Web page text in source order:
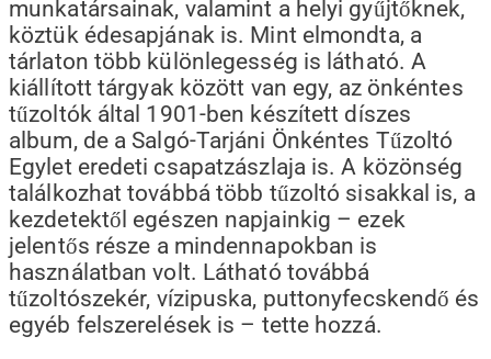
munkatársainak, valamint a helyi gyűjtőknek,
köztük édesapjának is. Mint elmondta, a
tárlaton több különlegesség is látható. A
kiállított tárgyak között van egy, az önkéntes
tűzoltók által 1901-ben készített díszes
album, de a Salgó-Tarjáni Önkéntes Tűzoltó
Egylet eredeti csapatzászlaja is. A közönség
találkozhat továbbá több tűzoltó sisakkal is, a
kezdetektől egészen napjainkig – ezek
jelentős része a mindennapokban is
használatban volt. Látható továbbá
tűzoltószekér, vízipuska, puttonyfecskendő és
egyéb felszerelések is – tette hozzá.